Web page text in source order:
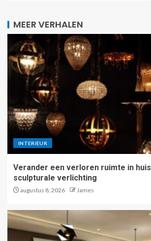
MEER VERHALEN
INTERIEUR
Verander een verloren ruimte in
sculpturale verlichting
augustus 8, 2026 James